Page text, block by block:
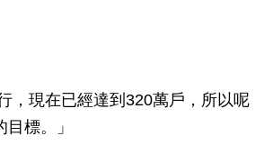
，現在已經達到320萬戶，所以呢
標。」